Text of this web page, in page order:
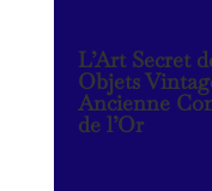
L’Art Secret
Objets
Ancienne
de l’Or